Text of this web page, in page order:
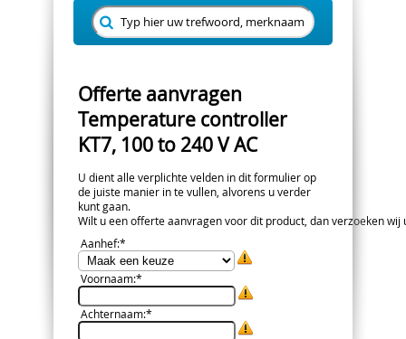
Offerte aanvragen
Temperature controller
KT7, 100 to 240 V AC
U dient alle verplichte velden in dit formulier op
de juiste manier in te vullen, alvorens u verder
kunt gaan.
Wilt u een offerte aanvragen voor dit product, dan verzoeken
Aanhef:*
Voornaam:*
Achternaam:*